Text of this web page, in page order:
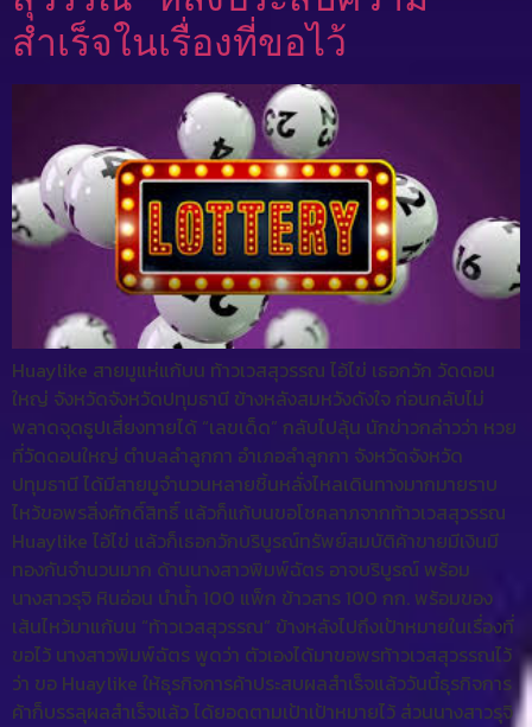
สำเร็จในเรื่องที่ขอไว้
Huaylike สายมูแห่แก้บน ท้าวเวสสุวรรณ ไอ้ไข่ เธอกวัก วัดดอน
ใหญ่ จังหวัดจังหวัดปทุมธานี ข้างหลังสมหวังดังใจ ก่อนกลับไม่
พลาดจุดธูปเสี่ยงทายได้ “เลขเด็ด” กลับไปลุ้น นักข่าวกล่าวว่า หวย
ที่วัดดอนใหญ่ ตำบลลำลูกกา อำเภอลำลูกกา จังหวัดจังหวัด
ปทุมธานี ได้มีสายมูจำนวนหลายชิ้นหลั่งไหลเดินทางมากมายราบ
ไหว้ขอพรสิ่งศักดิ์สิทธิ์ แล้วก็แก้บนขอโชคลาภจากท้าวเวสสุวรรณ
Huaylike ไอ้ไข่ แล้วก็เธอกวักบริบูรณ์ทรัพย์สมบัติค้าขายมีเงินมี
ทองกันจำนวนมาก ด้านนางสาวพิมพ์ฉัตร อาจบริบูรณ์ พร้อม
นางสาวรุจิ หินอ่อน นำน้ำ 100 แพ็ก ข้าวสาร 100 กก. พร้อมของ
เส้นไหว้มาแก้บน “ท้าวเวสสุวรรณ” ข้างหลังไปถึงเป้าหมายในเรื่องที่
ขอไว้ นางสาวพิมพ์ฉัตร พูดว่า ตัวเองได้มาขอพรท้าวเวสสุวรรณไว้
ว่า ขอ Huaylike ให้ธุรกิจการค้าประสบผลสำเร็จแล้ววันนี้ธุรกิจการ
ค้าก็บรรลุผลสำเร็จแล้ว ได้ยอดตามเป้าเป้าหมายไว้ ส่วนนางสาวรุจิ